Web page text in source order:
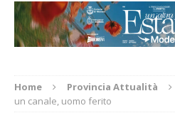
Home Provincia Attualità
un canale, uomo ferito